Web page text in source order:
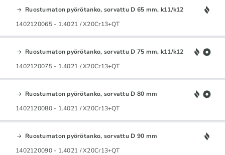
Ruostumaton pyörötanko, sorvattu D 65 mm, k11/k12
1402120065 - 1.4021 / X20Cr13+QT
Ruostumaton pyörötanko, sorvattu D 75 mm, k11/k12
1402120075 - 1.4021 / X20Cr13+QT
Ruostumaton pyörötanko, sorvattu D 80 mm
1402120080 - 1.4021 / X20Cr13+QT
Ruostumaton pyörötanko, sorvattu D 90 mm
1402120090 - 1.4021 / X20Cr13+QT